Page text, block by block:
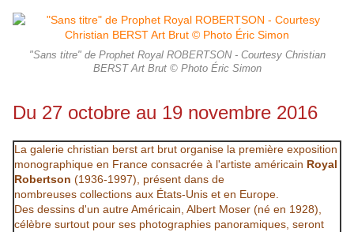
"Sans titre" de Prophet Royal ROBERTSON - Courtesy Christian
BERST Art Brut © Photo Éric Simon
Du 27 octobre au 19 novembre 2016
La galerie christian berst art brut organise la première exposition
monographique en France consacrée à l'artiste américain Royal
Robertson (1936-1997), présent dans de
nombreuses collections aux États-Unis et en Europe.
Des dessins d'un autre Américain, Albert Moser (né en 1928),
célèbre surtout pour ses photographies panoramiques, seront